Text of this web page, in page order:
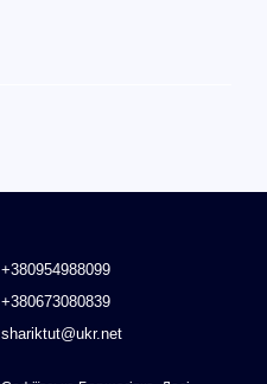
+380954988099
+380673080839
shariktut@ukr.net